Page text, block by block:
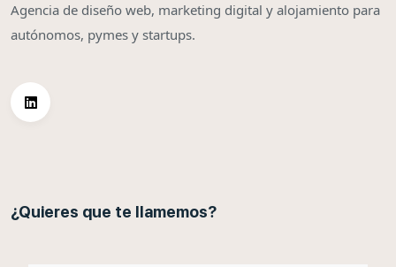
Agencia de diseño web, marketing digital y alojamiento para
autónomos, pymes y startups.
¿Quieres que te llamemos?